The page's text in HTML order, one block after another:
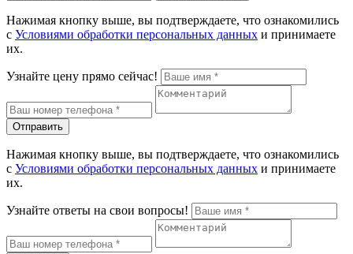
Нажимая кнопку выше, вы подтверждаете, что ознакомились
с Условиями обработки персональных данных и принимаете
их.
Узнайте цену прямо сейчас!
Отправить
Нажимая кнопку выше, вы подтверждаете, что ознакомились
с Условиями обработки персональных данных и принимаете
их.
Узнайте ответы на свои вопросы!